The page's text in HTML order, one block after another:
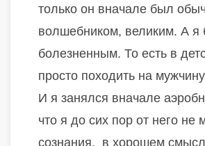
только он вначале был
волшебником, великим. А
болезненным. То есть в
просто походить на
И я занялся вначале
что я до сих пор от него
сознания, в хорошем